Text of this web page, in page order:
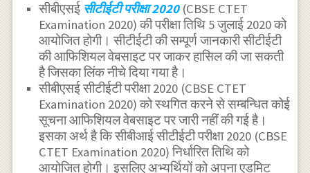
सीबीएसई सीटीईटी परीक्षा 2020(CBSE CTET
Examination 2020) की परीक्षा तिथि 5 जुलाई 2020 को
आयोजित होगी। सीटीईटी की सम्पूर्ण जानकारी सीटीईटी
की आफिशियल वेबसाइट पर जाकर हासिल की जा सकती
है जिसका लिंक नीचे दिया गया है।
सीबीएसई सीटीईटी परीक्षा 2020 (CBSE CTET
Examination 2020) को स्थगित करने से सम्बन्धित कोई
सूचना आफिशियल वेबसाइट पर जारी नहीं की गई है।
इसका अर्थ है कि सीबीआई सीटीईटी परीक्षा 2020 (CBSE
CTET Examination 2020) निर्धारित तिथि को
आयोजित होगी। इसलिए अभ्यर्थियों को अपना एडमिट